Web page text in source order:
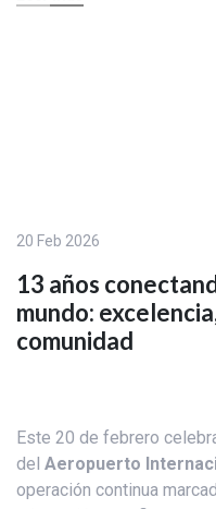
20 Feb 2026
13 años
mundo:
comunidad
Este 20 de febrero
del Aeropuerto
operación continua